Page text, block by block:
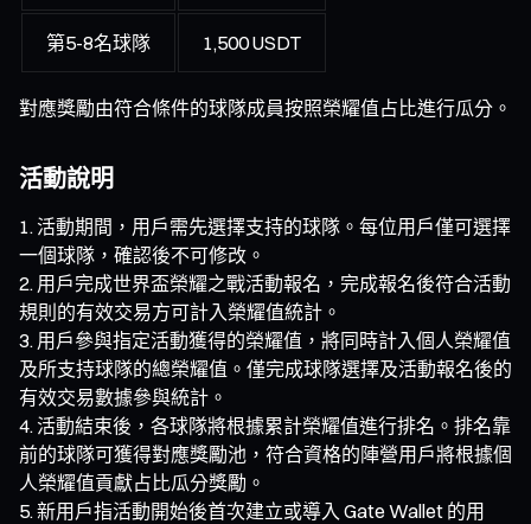
第5-8名球隊 1,500 USDT
對應獎勵由符合條件的球隊成員按照榮耀值占比進行瓜分。
活動說明
活動期間，用戶需先選擇支持的球隊。每位用戶僅可選擇
一個球隊，確認後不可修改。
用戶完成世界盃榮耀之戰活動報名，完成報名後符合活動
規則的有效交易方可計入榮耀值統計。
用戶參與指定活動獲得的榮耀值，將同時計入個人榮耀值
及所支持球隊的總榮耀值。僅完成球隊選擇及活動報名後的
有效交易數據參與統計。
活動結束後，各球隊將根據累計榮耀值進行排名。排名靠
前的球隊可獲得對應獎勵池，符合資格的陣營用戶將根據個
人榮耀值貢獻占比瓜分獎勵。
新用戶指活動開始後首次建立或導入 Gate Wallet 的用